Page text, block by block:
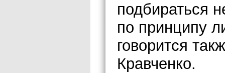
подбираться
по принципу
говорится
Кравченко.